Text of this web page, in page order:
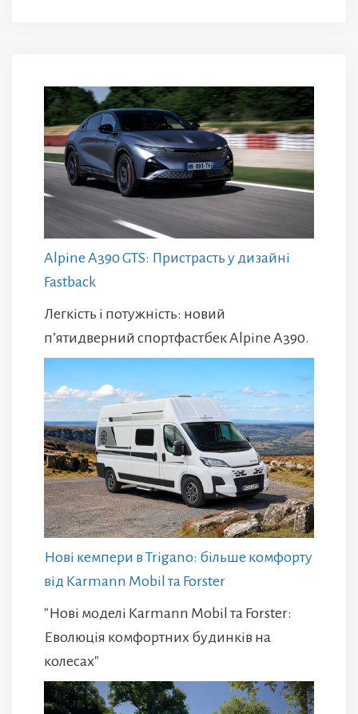
Alpine A390 GTS: Пристрасть у дизайні
Fastback
Легкість і потужність: новий
п’ятидверний спортфастбек Alpine A390.
Нові кемпери в Trigano: більше комфорту
від Karmann Mobil та Forster
"Нові моделі Karmann Mobil та Forster:
Еволюція комфортних будинків на
колесах"